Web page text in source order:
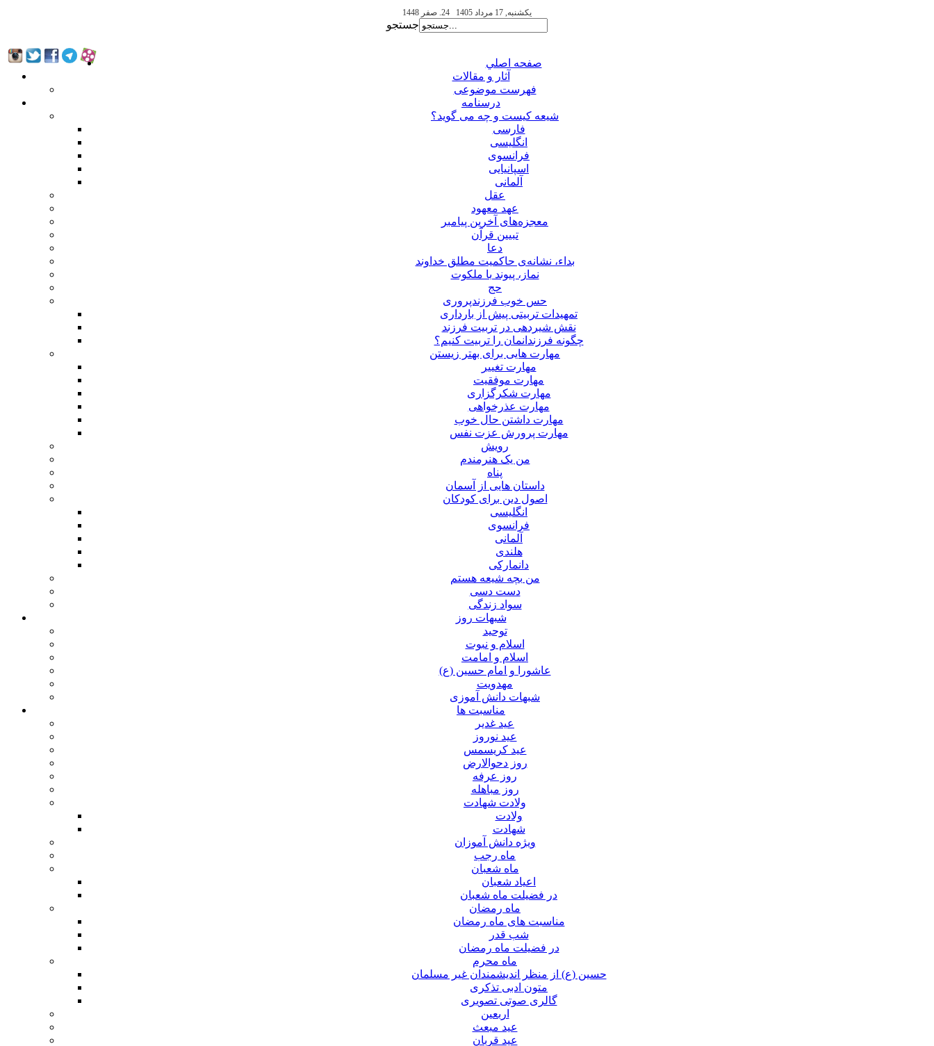
یکشنبه, 17 مرداد 1405
جستجو
صفحه اصلي
آثار و مقالات
فهرست موضوعی
درسنامه
شیعه کیست و چه می گوید؟
فارسی
انگلیسی
فرانسوی
اسپانیایی
آلمانی
عقل
عهد معهود
معجزه‌های آخرین پیامبر
تبيين قرآن
دعا
بداء، نشانه‌ی حاکمیت مطلق خداوند
نماز، پیوند با ملکوت
حج
حس خوب فرزندپروری
تمهیدات تربیتی پیش از بارداری
نقش شیردهی در تربیت فرزند
چگونه فرزندانمان را تربیت کنیم؟
مهارت هایی برای بهتر زیستن
مهارت تغییر
مهارت موفقیت
مهارت شکرگزاری
مهارت عذرخواهی
مهارت داشتن حال خوب
مهارت پرورش عزت نفس
رویش
من یک هنرمندم
پناه
داستان هایی از آسمان
اصول دین برای کودکان
انگلیسی
فرانسوی
آلمانی
هلندی
دانمارکی
من بچه شیعه هستم
دست دسی
سواد زندگی
شبهات روز
توحید
اسلام و نبوت
اسلام و امامت
عاشورا و امام حسین (ع)
مهدویت
شبهات دانش آموزی
مناسبت ها
عید غدير
عید نوروز
عید کریسمس
روز دحوالارض
روز عرفه
روز مباهله
ولادت شهادت
ولادت
شهادت
ویژه دانش آموزان
ماه رجب
ماه شعبان
اعیاد شعبان
در فضیلت ماه شعبان
ماه رمضان
مناسبت های ماه رمضان
شب قدر
در فضیلت ماه رمضان
ماه محرم
حسین (ع) از منظر اندیشمندان غیر مسلمان
متون ادبی تذکری
گالری صوتی تصویری
اربعین
عید مبعث
عید قربان